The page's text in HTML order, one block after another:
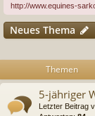
http://www.equines-
Neues Thema
Themen
5-jähriger
Letzter Beitrag